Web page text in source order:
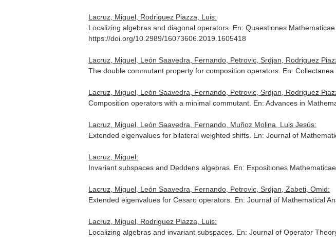
Lacruz, Miguel, Rodriguez Piazza, Luis:
Localizing algebras and diagonal operators. En: Quaestiones Mathematicae
https://doi.org/10.2989/16073606.2019.1605418
Lacruz, Miguel, León Saavedra, Fernando, Petrovic, Srdjan, Rodriguez
The double commutant property for composition operators. En:
Lacruz, Miguel, León Saavedra, Fernando, Petrovic, Srdjan, Rodriguez
Composition operators with a minimal commutant. En: Advances in
Lacruz, Miguel, León Saavedra, Fernando, Muñoz Molina, Luis Jesús:
Extended eigenvalues for bilateral weighted shifts. En: Journal of
Lacruz, Miguel:
Invariant subspaces and Deddens algebras. En: Expositiones Mathematicae
Lacruz, Miguel, León Saavedra, Fernando, Petrovic, Srdjan, Zabeti, Omid:
Extended eigenvalues for Cesaro operators. En: Journal of Mathematical
Lacruz, Miguel, Rodriguez Piazza, Luis:
Localizing algebras and invariant subspaces. En: Journal of Operator